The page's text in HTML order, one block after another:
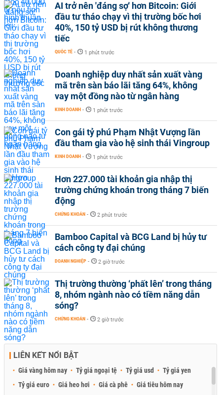
AI trở nên 'đáng sợ' hơn Bitcoin: Giới
đầu tư tháo chạy vì thị trường bốc hơi
40%, 150 tỷ USD bị rút không thương
tiếc
QUỐC TẾ - 1 phút trước
Doanh nghiệp duy nhất sản xuất vàng
mã trên sàn báo lãi tăng 64%, không
vay một đồng nào từ ngân hàng
KINH DOANH - 1 phút trước
Con gái tỷ phú Phạm Nhật Vượng lần
đầu tham gia vào hệ sinh thái Vingroup
KINH DOANH - 1 phút trước
Hơn 227.000 tài khoản gia nhập thị
trường chứng khoán trong tháng 7 biến
động
CHỨNG KHOÁN - 2 phút trước
Bamboo Capital và BCG Land bị hủy tư
cách công ty đại chúng
DOANH NGHIỆP - 2 giờ trước
Thị trường thường ‘phất lên’ trong tháng
8, nhóm ngành nào có tiềm năng dẫn
sóng?
CHỨNG KHOÁN - 2 giờ trước
LIÊN KẾT NỔI BẬT
Giá vàng hôm nay Tỷ giá ngoại tệ Tỷ giá usd
Tỷ giá yen
Tỷ giá euro
Giá heo hơi Giá cà phê Giá tiêu hôm nay